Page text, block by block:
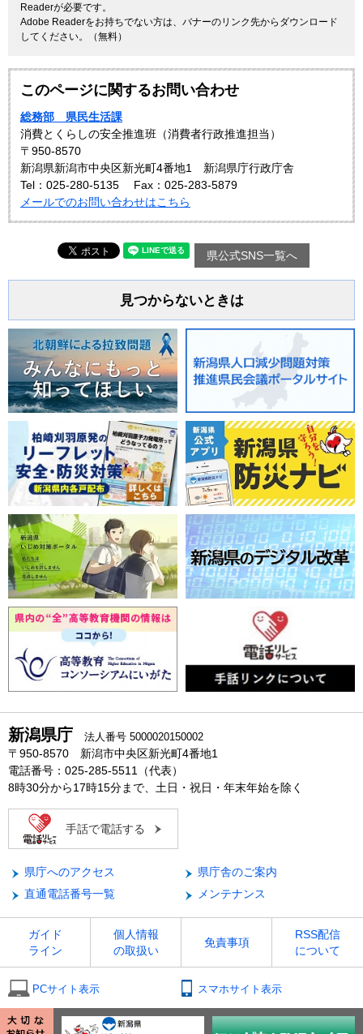
Readerが必要です。
Adobe Readerをお持ちでない方は、バナーのリンク先からダウンロード
してください。（無料）
このページに関するお問い合わせ
総務部 県民生活課
消費とくらしの安全推進班（消費者行政推進担当）
〒950-8570
新潟県新潟市中央区新光町4番地1 新潟県庁行政庁舎
Tel：025-280-5135
Fax：025-283-5879
メールでのお問い合わせはこちら
県公式SNS一覧へ
見つからないときは
新潟県庁 法人番号 5000020150002
〒950-8570 新潟市中央区新光町4番地1
電話番号：025-285-5511（代表）
8時30分から17時15分まで、土日・祝日・年末年始を除く
手話で電話する
県庁へのアクセス
県庁舎のご案内
直通電話番号一覧
メンテナンス
ガイド
ライン
個人情報
の取扱い
免責事項
RSS配信
について
PCサイト表示 スマホサイト表示